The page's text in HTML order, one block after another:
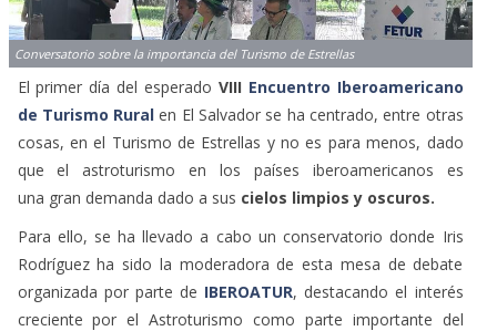
Conversatorio sobre la importancia del Turismo de Estrellas
El primer día del esperado VIII Encuentro Iberoamericano
de Turismo Rural en El Salvador se ha centrado, entre otras
cosas, en el Turismo de Estrellas y no es para menos, dado
que el astroturismo en los países iberoamericanos es
una gran demanda dado a sus cielos limpios y oscuros.
Para ello, se ha llevado a cabo un conservatorio donde Iris
Rodríguez ha sido la moderadora de esta mesa de debate
organizada por parte de IBEROATUR, destacando el interés
creciente por el Astroturismo como parte importante del